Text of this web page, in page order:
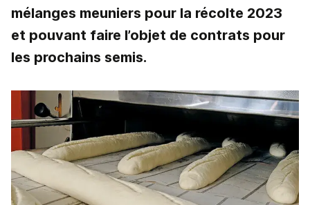
mélanges meuniers pour la récolte 2023
et pouvant faire l’objet de contrats pour
les prochains semis.